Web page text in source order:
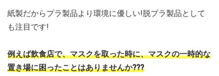
紙製だからプラ製品より環境に優しい!脱プラ製品として
も注目です!
例えば飲食店で、マスクを取った時に、マスクの一時的な
置き場に困ったことはありませんか???